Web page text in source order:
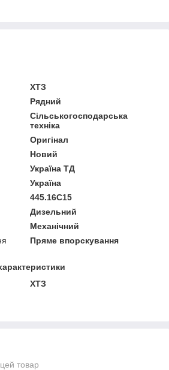
ХТЗ
Рядний
Сільськогосподарська
техніка
Оригінал
Новий
Україна ТД
Україна
445.16С15
Дизельний
Механічний
Пряме впорскування
ХТЗ
товар